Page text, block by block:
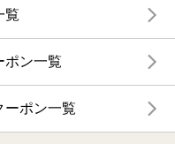
覧
ポン一覧
ーポン一覧